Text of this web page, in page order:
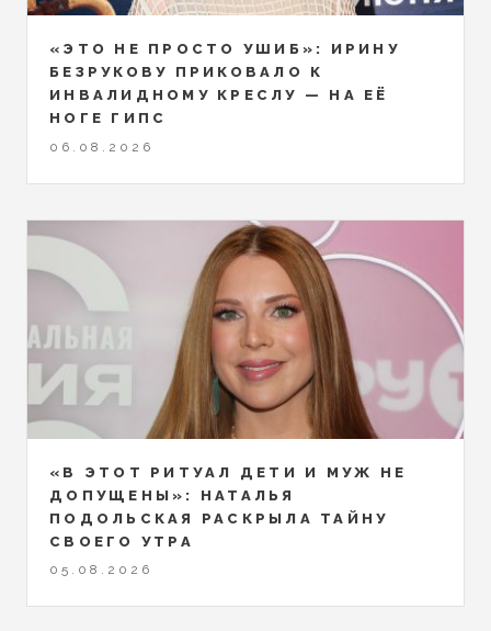
«ЭТО НЕ ПРОСТО УШИБ»: ИРИНУ
БЕЗРУКОВУ ПРИКОВАЛО К
ИНВАЛИДНОМУ КРЕСЛУ — НА ЕЁ
НОГЕ ГИПС
06.08.2026
«В ЭТОТ РИТУАЛ ДЕТИ И МУЖ НЕ
ДОПУЩЕНЫ»: НАТАЛЬЯ
ПОДОЛЬСКАЯ РАСКРЫЛА ТАЙНУ
СВОЕГО УТРА
05.08.2026